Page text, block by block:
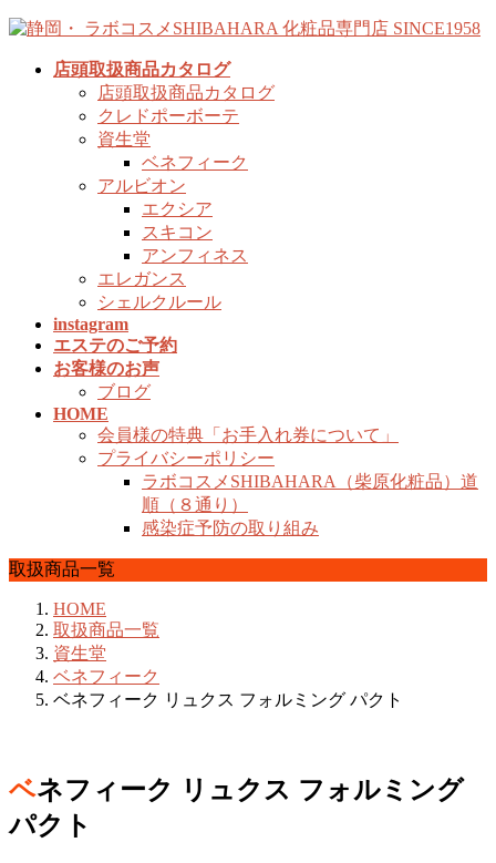
コ
ナ
店頭取扱商品カタログ
店頭取扱商品カタログ
クレドポーボーテ
資生堂
ベネフィーク
アルビオン
エクシア
スキコン
アンフィネス
エレガンス
シェルクルール
instagram
エステのご予約
お客様のお声
ブログ
HOME
会員様の特典「お手入れ券について」
プライバシーポリシー
ラボコスメSHIBAHARA（柴原化粧品）道
順（８通り）
感染症予防の取り組み
取扱商品一覧
HOME
取扱商品一覧
資生堂
ベネフィーク
ベネフィーク リュクス フォルミング パクト
ベネフィーク リュクス フォルミング
パクト